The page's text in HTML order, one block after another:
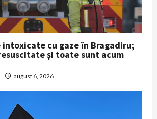
intoxicate cu gaze în Bragadiru;
și toate sunt acum
august 6, 2026